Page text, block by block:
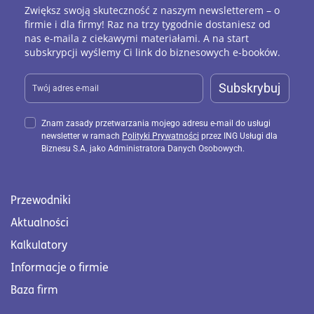
Przewodniki
Aktualności
Kalkulatory
Informacje o firmie
Baza firm
Zwiększ swoją skuteczność z naszym newsletterem – o
firmie i dla firmy! Raz na trzy tygodnie dostaniesz od
nas e-maila z ciekawymi materiałami. A na start
subskrypcji wyślemy Ci link do biznesowych e-booków.
Subskrybuj
Znam zasady przetwarzania mojego adresu e-mail do usługi
newsletter w ramach Polityki Prywatności przez ING Usługi dla
Biznesu S.A. jako Administratora Danych Osobowych.